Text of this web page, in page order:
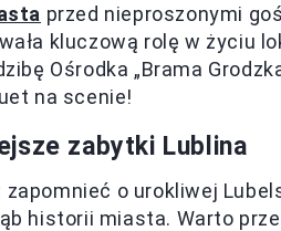
przed nieproszonymi
kluczową rolę w życiu
Ośrodka „Brama
na scenie!
zabytki Lublina
zapomnieć o urokliwej
historii miasta. Warto